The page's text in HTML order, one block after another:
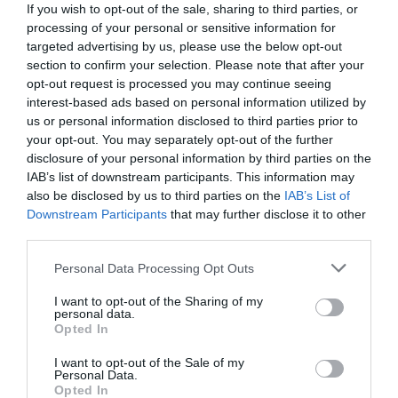
If you wish to opt-out of the sale, sharing to third parties, or
processing of your personal or sensitive information for
targeted advertising by us, please use the below opt-out
section to confirm your selection. Please note that after your
opt-out request is processed you may continue seeing
interest-based ads based on personal information utilized by
us or personal information disclosed to third parties prior to
your opt-out. You may separately opt-out of the further
disclosure of your personal information by third parties on the
IAB’s list of downstream participants. This information may
also be disclosed by us to third parties on the IAB’s List of
Downstream Participants that may further disclose it to other
Personal Data Processing Opt Outs
I want to opt-out of the Sharing of my
personal data.
Opted In
I want to opt-out of the Sale of my
Personal Data.
Opted In